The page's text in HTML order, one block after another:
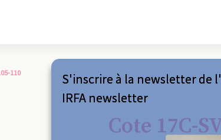
110
Cote 17C-
S'inscrire à la newsletter de
IRFA newsletter